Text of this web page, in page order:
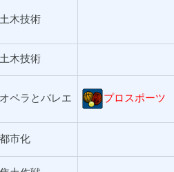
土木技術
土木技術
オペラとバレエ プロスポーツ
都市化